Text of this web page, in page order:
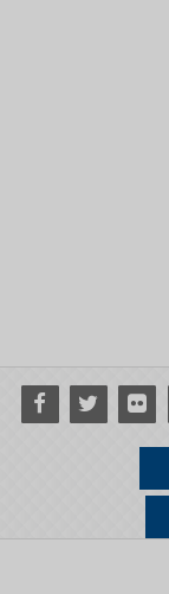
Facebook
Twitter Flickr